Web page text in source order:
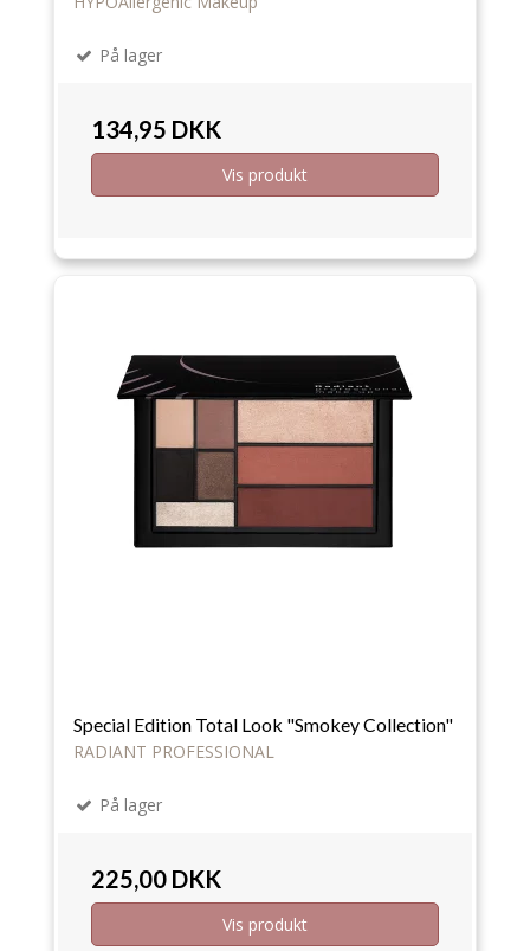
På lager
134,95 DKK
Vis produkt
Special Edition Total Look "Smokey Collection"
RADIANT PROFESSIONAL
På lager
225,00 DKK
Vis produkt